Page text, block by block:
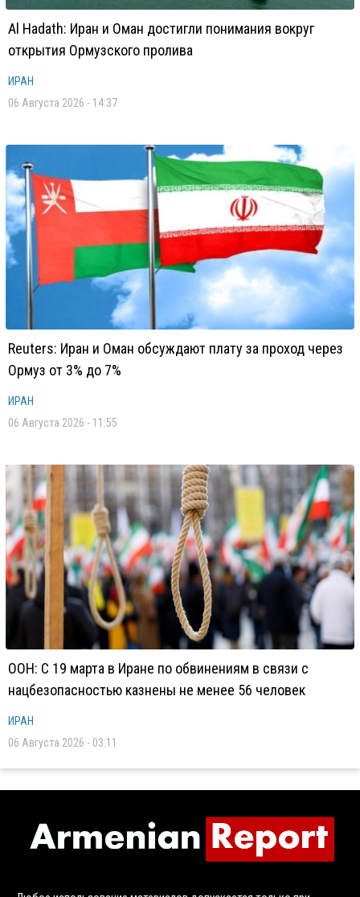
Al Hadath: Иран и Оман достигли понимания вокруг
открытия Ормузского пролива
ИРАН
06 Августа 2026 - 14:37
Reuters: Иран и Оман обсуждают плату за проход через
Ормуз от 3% до 7%
ИРАН
06 Августа 2026 - 11:55
ООН: С 19 марта в Иране по обвинениям в связи с
нацбезопасностью казнены не менее 56 человек
ИРАН
06 Августа 2026 - 03:11